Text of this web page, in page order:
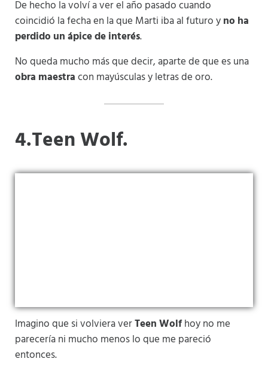
De hecho la volví a ver el año pasado cuando
coincidió la fecha en la que Marti iba al futuro yno ha
perdido un ápice de interés.
No queda mucho más que decir, aparte de que es una
obra maestracon mayúsculas y letras de oro.
4.Teen Wolf.
Imagino que si volviera verTeen Wolfhoy no me
parecería ni mucho menos lo que me pareció
entonces.